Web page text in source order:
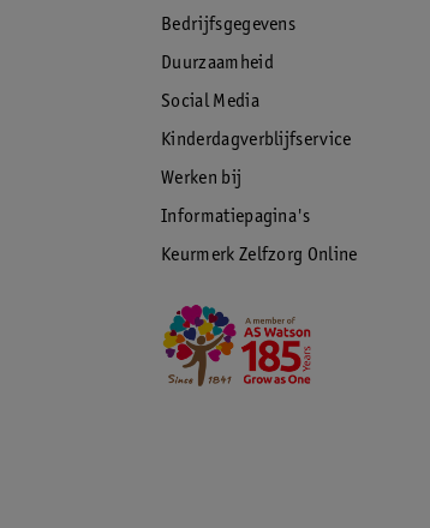
Bedrijfsgegevens
Duurzaamheid
Social Media
Kinderdagverblijfservice
Werken bij
Informatiepagina's
Keurmerk Zelfzorg Online